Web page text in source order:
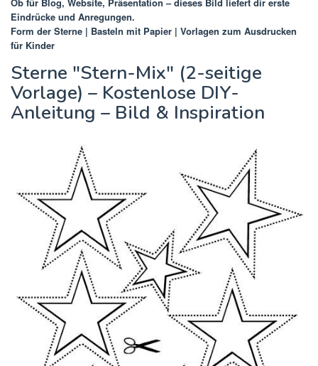
Eindrücke und Anregungen.
Form der Sterne | Basteln mit Papier | Vorlagen zum Ausdrucken
für Kinder
Sterne "Stern-Mix" (2-seitige
Vorlage) – Kostenlose DIY-
Anleitung – Bild & Inspiration